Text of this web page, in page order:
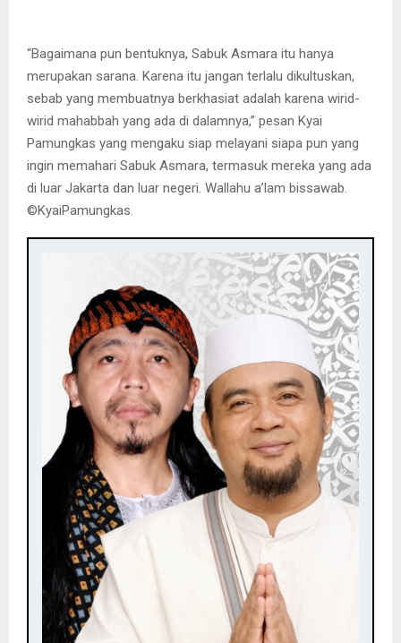
“Bagaimana pun bentuknya, Sabuk Asmara itu hanya
merupakan sarana. Karena itu jangan terlalu dikultuskan,
sebab yang membuatnya berkhasiat adalah karena wirid-
wirid mahabbah yang ada di dalamnya,” pesan Kyai
Pamungkas yang mengaku siap melayani siapa pun yang
ingin memahari Sabuk Asmara, termasuk mereka yang ada
di luar Jakarta dan luar negeri. Wallahu a’lam bissawab.
©️KyaiPamungkas.